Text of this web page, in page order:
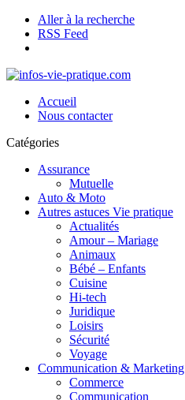
Aller à la recherche
RSS Feed
Accueil
Nous contacter
Catégories
Assurance
Mutuelle
Auto & Moto
Autres astuces Vie pratique
Actualités
Amour – Mariage
Animaux
Bébé – Enfants
Cuisine
Hi-tech
Juridique
Loisirs
Sécurité
Voyage
Communication & Marketing
Commerce
Communication